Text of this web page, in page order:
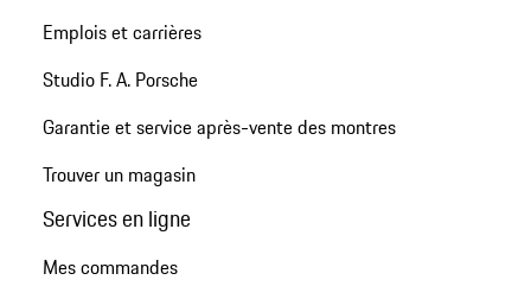
Emplois et carrières
Studio F. A. Porsche
Garantie et service après-vente des montres
Trouver un magasin
Services en ligne
Mes commandes